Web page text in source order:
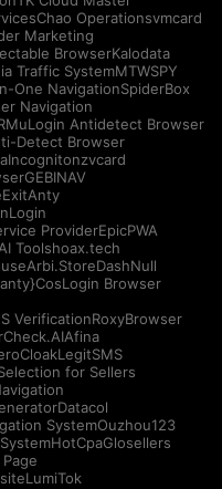
Chao Operationsvmcard
Marketing
BrowserKalodata
Traffic SystemMTWSPY
One NavigationSpiderBox
Navigation
MuLogin Antidetect Browser
Detect Browser
Incognitonzvcard
GEBINAV
ExitAnty
ProviderEpicPWA
Toolshoax.tech
Arbi.StoreDashNull
CosLogin Browser
VerificationRoxyBrowser
Afina
LegitSMS
for Sellers
Datacol
SystemOuzhou123
HotCpaGlosellers
LumiTok